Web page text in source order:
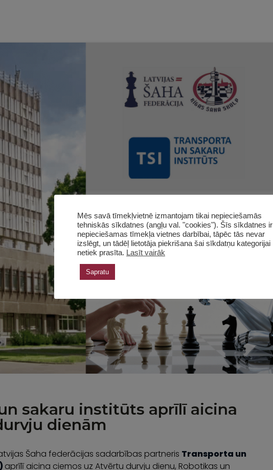
sakaru institūts aprīlī aicina
dienām
Šaha federācijas sadarbības partneris Transporta un
aprīlī aicina ciemos uz Atvērtu durvju dienu, Robotikas un
Mēs savā tīmekļvietnē izmantojam tikai nepieciešamās
tehniskās sīkdatnes (angļu val. "cookies"). Šīs sīkdatnes ir
nepieciešamas tīmekļa vietnes darbībai, tāpēc tās nevar
izslēgt, un tādēļ lietotāja piekrišana šai sīkdatņu kategorijai
netiek prasīta. Lasīt vairāk
Sapratu